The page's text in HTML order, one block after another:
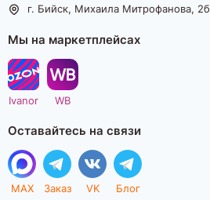
г. Бийск, Михаила Митрофанова, 2б
Мы на маркетплейсах
Ivanor WB
Оставайтесь на связи
MAX Заказ VK Блог